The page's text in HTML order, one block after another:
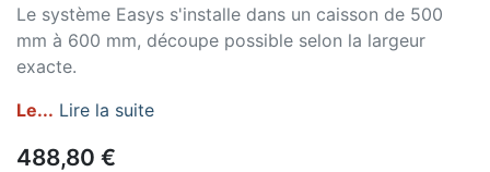
Le système Easys s'installe dans un caisson de 500
mm à 600 mm, découpe possible selon la largeur
exacte.
Le... Lire la suite
488,80 €